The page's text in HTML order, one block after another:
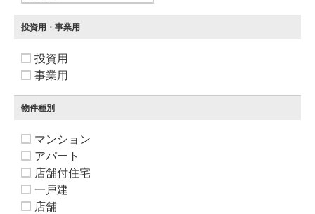
投資用・事業用
投資用
事業用
物件種別
マンション
アパート
店舗付住宅
一戸建
店舗